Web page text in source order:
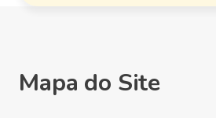
Mapa do Site